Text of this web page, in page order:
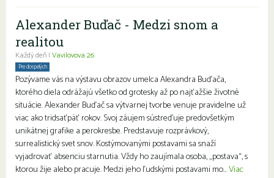
Alexander Buďač - Medzi snom a
realitou
Každý deň | Vavilovova 26
Pre dospelých
Pozývame vás na výstavu obrazov umelca Alexandra Buďača,
ktorého diela odrážajú všetko od grotesky až po najťažšie životné
situácie. Alexander Buďač sa výtvarnej tvorbe venuje pravidelne už
viac ako tridsaťpäť rokov. Svoj záujem sústreďuje predovšetkým
unikátnej grafike a perokresbe. Predstavuje rozprávkový,
surrealistický svet snov. Kostýmovanými postavami sa snaží
vyjadrovať absenciu starnutia. Vždy ho zaujímala osoba, „postava“, s
ktorou žije alebo pracuje. Medzi jeho ľudskými postavami mo...Viac